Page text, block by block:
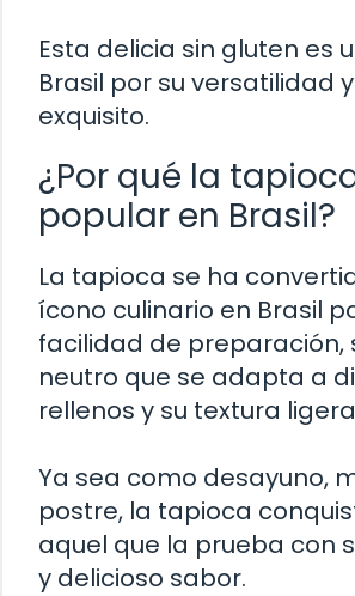
Esta delicia sin gluten es
Brasil por su versatilidad
exquisito.
¿Por qué la
popular en Brasil?
La tapioca se ha
ícono culinario en Brasil
facilidad de preparación,
neutro que se adapta a
rellenos y su textura
Ya sea como desayuno,
postre, la tapioca
aquel que la prueba con
y delicioso sabor.